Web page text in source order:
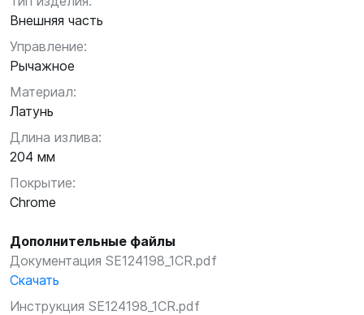
Внешняя часть
Управление:
Рычажное
Материал:
Латунь
Длина излива:
204 мм
Покрытие:
Chrome
Дополнительные файлы
Документация SE124198_1CR.pdf
Скачать
Инструкция SE124198_1CR.pdf